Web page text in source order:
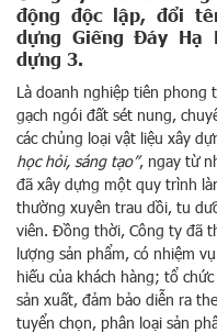
động độc lập, đổi
dựng Giếng Đáy Hạ
dựng 3.
Là doanh nghiệp tiên phong
gạch ngói đất sét nung,
các chủng loại vật liệu xây
học hỏi, sáng tạo”, ngay từ
đã xây dựng một quy trình
thường xuyên trau dồi, tu
viên. Đồng thời, Công ty đã
lượng sản phẩm, có nhiệm
hiếu của khách hàng; tổ
sản xuất, đảm bảo diễn ra
tuyển chọn, phân loại sản